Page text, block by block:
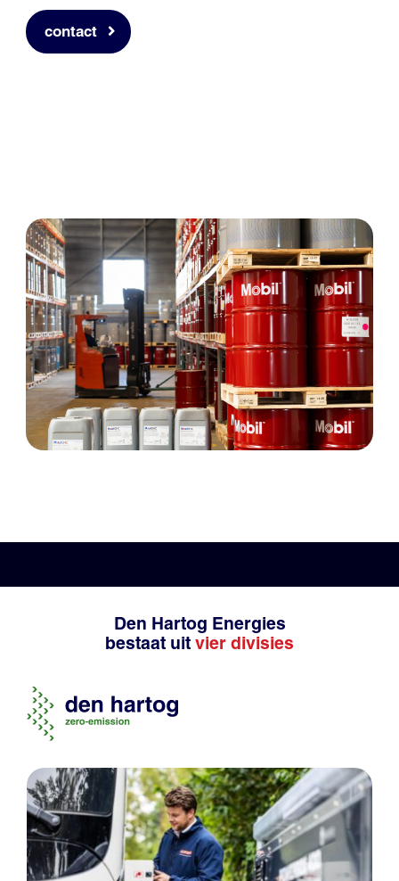
contact
Den Hartog Energies
bestaat uit vier divisies